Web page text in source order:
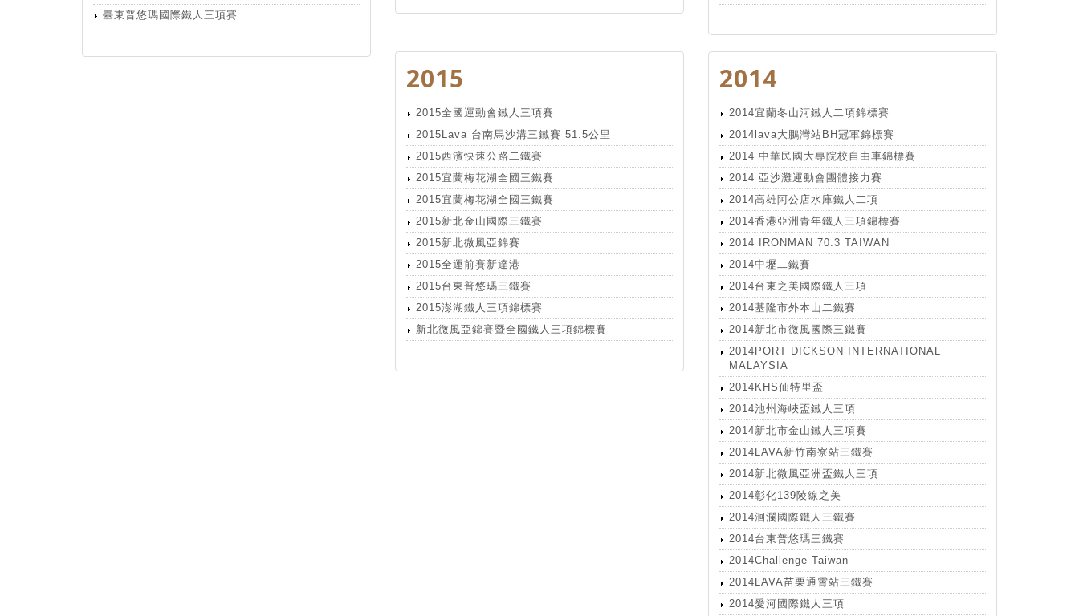
臺東普悠瑪國際鐵人三項賽
2015
2015全國運動會鐵人三項賽
2015Lava 台南馬沙溝三鐵賽 51.5公里
2015西濱快速公路二鐵賽
2015宜蘭梅花湖全國三鐵賽
2015宜蘭梅花湖全國三鐵賽
2015新北金山國際三鐵賽
2015新北微風亞錦賽
2015全運前賽新達港
2015台東普悠瑪三鐵賽
2015澎湖鐵人三項錦標賽
新北微風亞錦賽暨全國鐵人三項錦標賽
2014
2014宜蘭冬山河鐵人二項錦標賽
2014lava大鵬灣站BH冠軍錦標賽
2014 中華民國大專院校自由車錦標賽
2014 亞沙灘運動會團體接力賽
2014高雄阿公店水庫鐵人二項
2014香港亞洲青年鐵人三項錦標賽
2014 IRONMAN 70.3 TAIWAN
2014中壢二鐵賽
2014台東之美國際鐵人三項
2014基隆市外本山二鐵賽
2014新北市微風國際三鐵賽
2014PORT DICKSON INTERNATIONAL
MALAYSIA
2014KHS仙特里盃
2014池州海峽盃鐵人三項
2014新北市金山鐵人三項賽
2014LAVA新竹南寮站三鐵賽
2014新北微風亞洲盃鐵人三項
2014彰化139陵線之美
2014洄瀾國際鐵人三鐵賽
2014台東普悠瑪三鐵賽
2014Challenge Taiwan
2014LAVA苗栗通霄站三鐵賽
2014愛河國際鐵人三項